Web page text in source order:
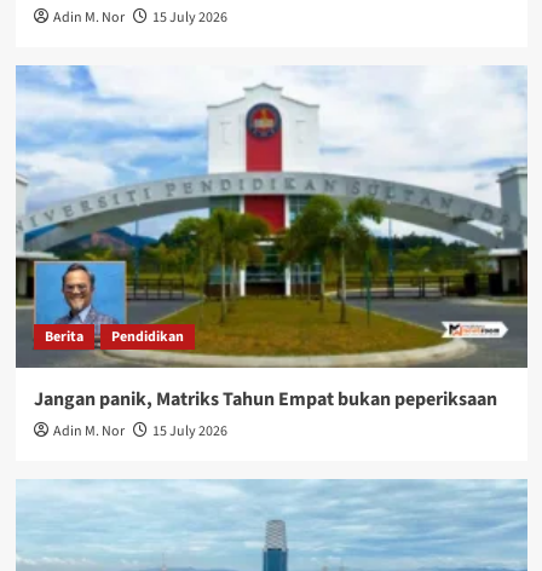
Adin M. Nor 15 July 2026
Berita Pendidikan
Jangan panik, Matriks Tahun Empat bukan peperiksaan
Adin M. Nor 15 July 2026